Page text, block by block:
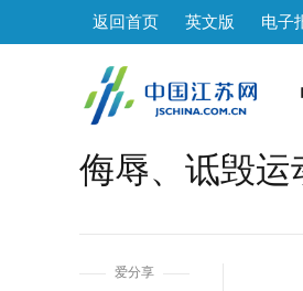
返回首页 英文版 电子
侮辱、诋毁运
爱分享